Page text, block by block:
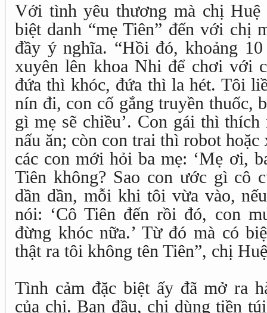
Với tình yêu thương mà chị Huệ
biệt danh “mẹ Tiên” đến với chị
đầy ý nghĩa. “Hồi đó, khoảng
xuyên lên khoa Nhi để chơi với
đứa thì khóc, đứa thì la hét. Tôi
nín đi, con cố gắng truyền
gì mẹ sẽ chiều’. Con gái thì
nấu ăn; còn con trai thì robot
các con mới hỏi ba mẹ: ‘Mẹ ơi,
Tiên không? Sao con ước gì cô
dần dần, mỗi khi tôi vừa vào,
nói: ‘Cô Tiên đến rồi đó, con
đừng khóc nữa.’ Từ đó mà có
thật ra tôi không tên Tiên”, chị
Tình cảm đặc biệt ấy đã mở ra
của chị. Ban đầu, chị dùng tiền